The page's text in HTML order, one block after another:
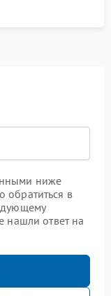
ниже
обратиться в
нашли ответ на